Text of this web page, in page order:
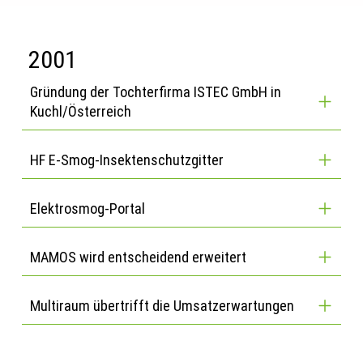
2001
Gründung der Tochterfirma ISTEC GmbH in
Kuchl/Österreich
HF E-Smog-Insektenschutzgitter
Elektrosmog-Portal
MAMOS wird entscheidend erweitert
Multiraum übertrifft die Umsatzerwartungen